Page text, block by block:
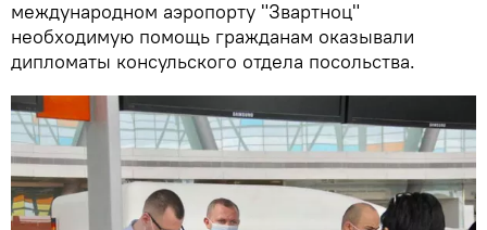
международном аэропорту "Звартноц"
необходимую помощь гражданам оказывали
дипломаты консульского отдела посольства.